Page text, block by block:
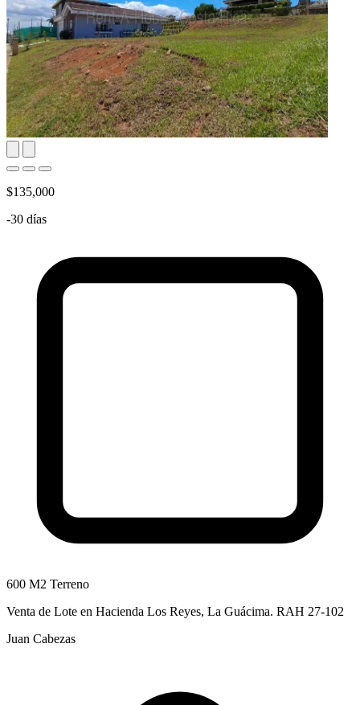
$135,000
-30 días
600 M2 Terreno
Venta de Lote en Hacienda Los Reyes, La Guácima. RAH 27-102
Juan Cabezas